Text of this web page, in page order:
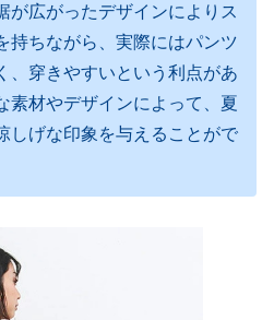
が広がったデザインによりス
持ちながら、実際にはパンツ
、穿きやすいという利点があ
素材やデザインによって、夏
しげな印象を与えることがで